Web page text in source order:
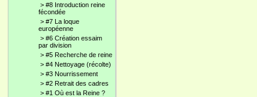
> #8 Introduction reine
fécondée
> #7 La loque
européenne
> #6 Création essaim
par division
> #5 Recherche de reine
> #4 Nettoyage (récolte)
> #3 Nourrissement
> #2 Retrait des cadres
> #1 Où est la Reine ?